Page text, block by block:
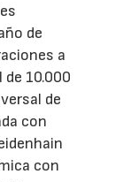
de
a
10.000
de
con
con